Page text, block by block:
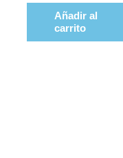
Añadir al
carrito